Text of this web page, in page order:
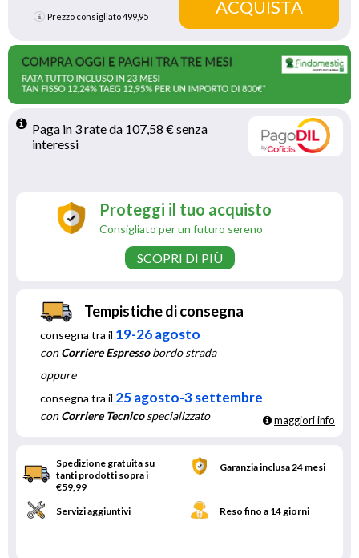
Prezzo consigliato499,95
Paga in 3 rate da 107,58 € senza
interessi
Proteggi il tuo acquisto
Consigliato per un futuro sereno
SCOPRI DI PIÙ
Tempistiche di consegna
consegna tra il 19-26 agosto
conCorriere Espressobordo strada
oppure
consegna tra il 25 agosto-3 settembre
conCorriere Tecnicospecializzato maggiori info
Spedizione gratuita su
tanti prodotti sopra i
€59,99
Garanzia inclusa 24 mesi
Servizi aggiuntivi Reso fino a 14 giorni